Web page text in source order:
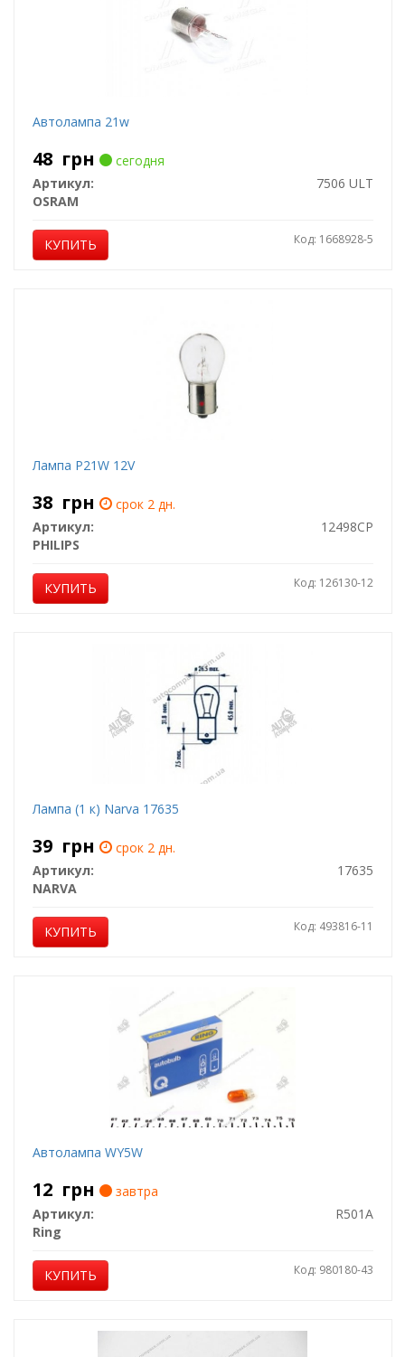
Автолампа 21w
48 грн
сегодня
Артикул:
7506 ULT
OSRAM
КУПИТЬ Код: 1668928-5
Лампа P21W 12V
38 грн
срок 2 дн.
Артикул:
12498CP
PHILIPS
КУПИТЬ Код: 126130-12
Лампа (1 к) Narva 17635
39 грн
срок 2 дн.
Артикул:
17635
NARVA
КУПИТЬ Код: 493816-11
Автолампа WY5W
12 грн
завтра
Артикул:
R501A
Ring
КУПИТЬ Код: 980180-43